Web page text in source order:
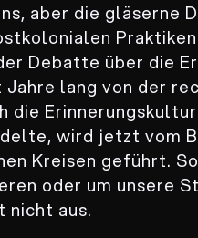
aber die gläserne
Debatte über die
lang von der
die
wird jetzt vom
Kreisen geführt.
oder um unsere
nicht aus.